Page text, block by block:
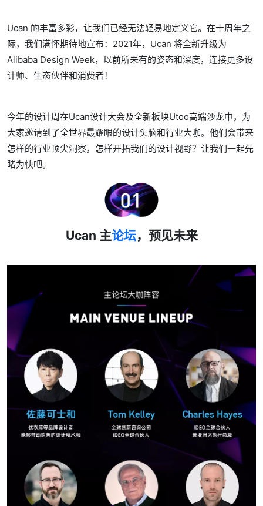
Ucan 的丰富多彩，让我们已经无法轻易地定义它。在十周年之
际，我们满怀期待地宣布：2021年，Ucan 将全新升级为
Alibaba Design Week，以前所未有的姿态和深度，连接更多设
计师、生态伙伴和消费者！
今年的设计周在Ucan设计大会及全新板块Utoo高端沙龙中，为
大家邀请到了全世界最耀眼的设计头脑和行业大咖。他们会带来
怎样的行业顶尖洞察，怎样开拓我们的设计视野？让我们一起先
睹为快吧。
Ucan 主论坛，预见未来